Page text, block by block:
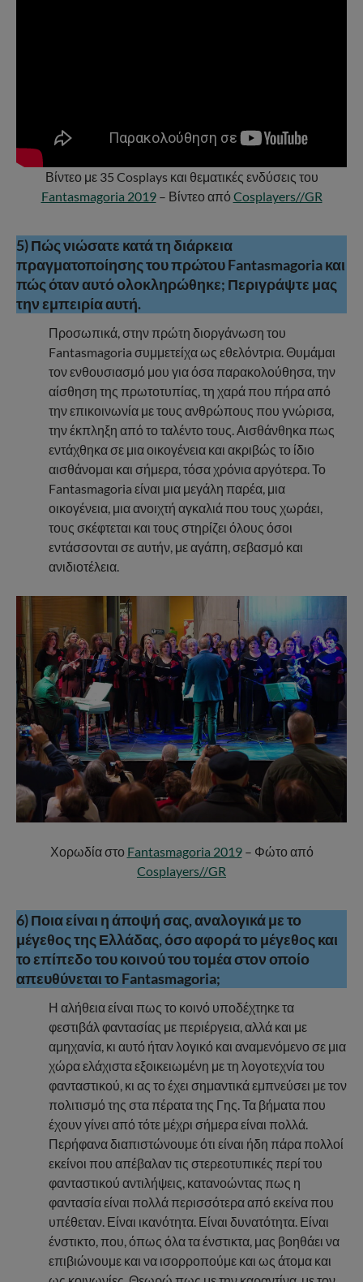
Βίντεο με 35 Cosplays και θεματικές ενδύσεις του
Fantasmagoria 2019– Βίντεο από Cosplayers//GR
5) Πώς νιώσατε κατά τη διάρκεια
πραγματοποίησης του πρώτου Fantasmagoria και
πώς όταν αυτό ολοκληρώθηκε; Περιγράψτε μας
την εμπειρία αυτή.
Προσωπικά, στην πρώτη διοργάνωση του
Fantasmagoria συμμετείχα ως εθελόντρια. Θυμάμαι
τον ενθουσιασμό μου για όσα παρακολούθησα, την
αίσθηση της πρωτοτυπίας, τη χαρά που πήρα από
την επικοινωνία με τους ανθρώπους που γνώρισα,
την έκπληξη από το ταλέντο τους. Αισθάνθηκα πως
εντάχθηκα σε μια οικογένεια και ακριβώς το ίδιο
αισθάνομαι και σήμερα, τόσα χρόνια αργότερα. Το
Fantasmagoria είναι μια μεγάλη παρέα, μια
οικογένεια, μια ανοιχτή αγκαλιά που τους χωράει,
τους σκέφτεται και τους στηρίζει όλους όσοι
εντάσσονται σε αυτήν, με αγάπη, σεβασμό και
ανιδιοτέλεια.
Χορωδία στο Fantasmagoria 2019– Φώτο από
Cosplayers//GR
6) Ποια είναι η άποψή σας, αναλογικά με το
μέγεθος της Ελλάδας, όσο αφορά το μέγεθος και
το επίπεδο του κοινού του τομέα στον οποίο
απευθύνεται το Fantasmagoria;
Η αλήθεια είναι πως το κοινό υποδέχτηκε τα
φεστιβάλ φαντασίας με περιέργεια, αλλά και με
αμηχανία, κι αυτό ήταν λογικό και αναμενόμενο σε μια
χώρα ελάχιστα εξοικειωμένη με τη λογοτεχνία του
φανταστικού, κι ας το έχει σημαντικά εμπνεύσει με τον
πολιτισμό της στα πέρατα της Γης. Τα βήματα που
έχουν γίνει από τότε μέχρι σήμερα είναι πολλά.
Περήφανα διαπιστώνουμε ότι είναι ήδη πάρα πολλοί
εκείνοι που απέβαλαν τις στερεοτυπικές περί του
φανταστικού αντιλήψεις, κατανοώντας πως η
φαντασία είναι πολλά περισσότερα από εκείνα που
υπέθεταν. Είναι ικανότητα. Είναι δυνατότητα. Είναι
ένστικτο, που, όπως όλα τα ένστικτα, μας βοηθάει να
επιβιώνουμε και να ισορροπούμε και ως άτομα και